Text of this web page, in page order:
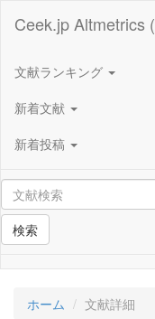
Ceek.jp Altmetrics
文献ランキング
新着文献
新着投稿
検索
ホーム 文献詳細